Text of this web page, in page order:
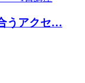
うアクセ…